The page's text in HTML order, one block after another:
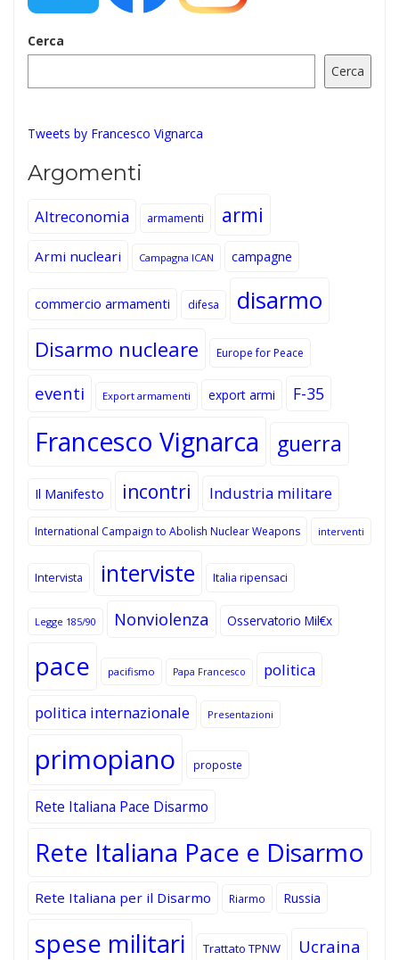
Cerca
Cerca
Tweets by Francesco Vignarca
Argomenti
Altreconomia armamenti armi
Armi nucleari Campagna ICAN campagne
commercio armamenti difesa disarmo
Disarmo nucleare Europe for Peace
eventi Export armamenti export armi F-35
Francesco Vignarca guerra
Il Manifesto incontri Industria militare
International Campaign to Abolish Nuclear Weapons interventi
Intervista interviste Italia ripensaci
Legge 185/90 Nonviolenza Osservatorio Mil€x
pace pacifismo Papa Francesco politica
politica internazionale Presentazioni
primopiano proposte
Rete Italiana Pace Disarmo
Rete Italiana Pace e Disarmo
Rete Italiana per il Disarmo Riarmo Russia
spese militari Trattato TPNW Ucraina